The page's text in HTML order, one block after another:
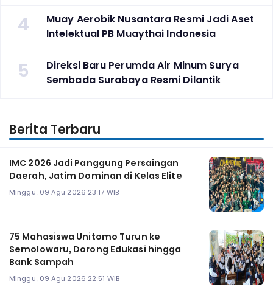
4
Muay Aerobik Nusantara Resmi Jadi Aset
Intelektual PB Muaythai Indonesia
5
Direksi Baru Perumda Air Minum Surya
Sembada Surabaya Resmi Dilantik
Berita Terbaru
IMC 2026 Jadi Panggung Persaingan
Daerah, Jatim Dominan di Kelas Elite
Minggu, 09 Agu 2026 23:17 WIB
75 Mahasiswa Unitomo Turun ke
Semolowaru, Dorong Edukasi hingga
Bank Sampah
Minggu, 09 Agu 2026 22:51 WIB